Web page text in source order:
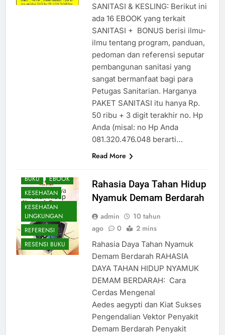
SANITASI & KESLING: Berikut ini
ada 16 EBOOK yang terkait
SANITASI + BONUS berisi ilmu-
ilmu tentang program, panduan,
pedoman dan referensi seputar
pembangunan sanitasi yang
sangat bermanfaat bagi para
Petugas Sanitarian. Harganya
PAKET SANITASI itu hanya Rp.
50 ribu + 3 digit terakhir no. Hp
Anda (misal: no Hp Anda
081.320.476.048 berarti…
Read More
BUKU
EBOOK
KESEHATAN
KESEHATAN
LINGKUNGAN
REFERENSI
RESENSI BUKU
Rahasia Daya Tahan Hidup
Nyamuk Demam Berdarah
admin
10 tahun
ago
0 2 mins
Rahasia Daya Tahan Nyamuk
Demam Berdarah RAHASIA
DAYA TAHAN HIDUP NYAMUK
DEMAM BERDARAH: Cara
Cerdas Mengenal
Aedes aegypti dan Kiat Sukses
Pengendalian Vektor Penyakit
Demam Berdarah Penyakit